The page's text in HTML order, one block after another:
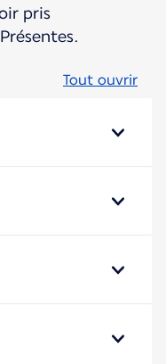
pris
Tout ouvrir